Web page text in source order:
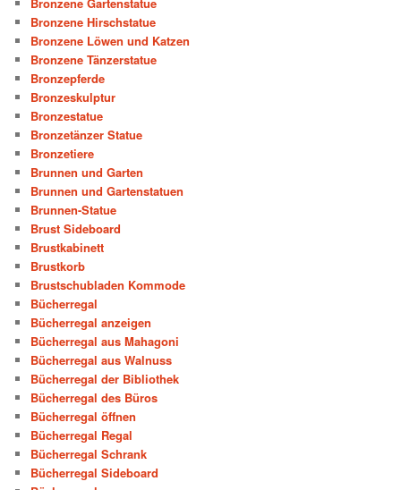
Bronzene Gartenstatue
Bronzene Hirschstatue
Bronzene Löwen und Katzen
Bronzene Tänzerstatue
Bronzepferde
Bronzeskulptur
Bronzestatue
Bronzetänzer Statue
Bronzetiere
Brunnen und Garten
Brunnen und Gartenstatuen
Brunnen-Statue
Brust Sideboard
Brustkabinett
Brustkorb
Brustschubladen Kommode
Bücherregal
Bücherregal anzeigen
Bücherregal aus Mahagoni
Bücherregal aus Walnuss
Bücherregal der Bibliothek
Bücherregal des Büros
Bücherregal öffnen
Bücherregal Regal
Bücherregal Schrank
Bücherregal Sideboard